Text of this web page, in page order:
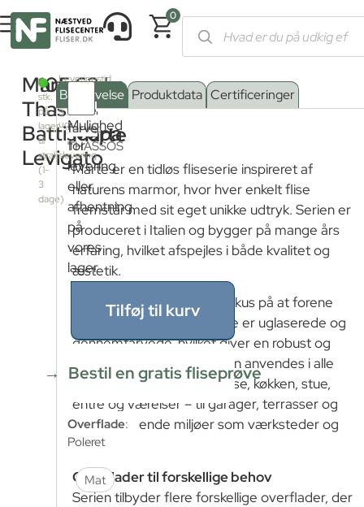
0
Forside/Shop/Fliser og klinker
Marte
Thassos
Battiscopa
Levigato
105,63kr.
3
stk.
på
lager
til
strakslevering
(1-
3
dage)
Leveringstid
fra
fjernlager:
3
uger
Serie
farve:
THASSOS
Overflade:
Poleret
Mat
Mulighed
for
levering
eller
afhentning
på
vores
lager
Tilføj til kurv
Bestil en gratis fliseprøve
Beskrivelse Produktdata Certificeringer
Marte
Marte er en tidløs fliseserie inspireret af
naturens marmor, hvor hver enkelt flise
fremstår med sit eget unikke udtryk. Serien er
produceret i Italien og bygger på mange års
erfaring, hvilket afspejles i både kvalitet og
æstetik.
Fliserne er udviklet med fokus på at forene
funktionalitet og design. De er uglaserede og
gennemfarvede, hvilket giver en robust og
slidstærk overflade, der kan anvendes i alle
typer rum – fra badeværelse, køkken, stue,
entré og værelser – til garager, terrasser og
mere krævende miljøer som værksteder og
industri.
Overflader til forskellige behov
Serien tilbyder flere forskellige overflader, der